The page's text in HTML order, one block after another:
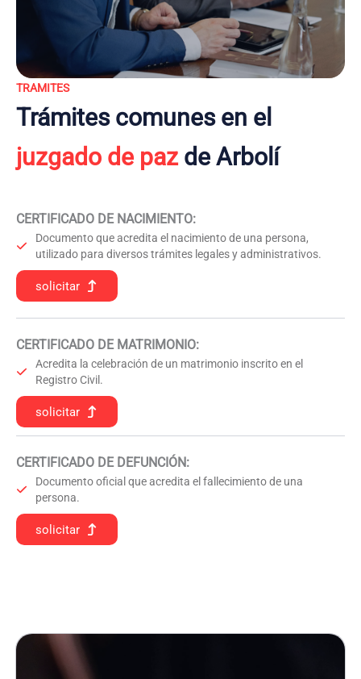
TRAMITES
Trámites comunes en el
juzgado de pazde Arbolí
CERTIFICADO DE NACIMIENTO:
Documento que acredita el nacimiento de una persona,
utilizado para diversos trámites legales y administrativos.
solicitar
CERTIFICADO DE MATRIMONIO:
Acredita la celebración de un matrimonio inscrito en el
Registro Civil.
solicitar
CERTIFICADO DE DEFUNCIÓN:
Documento oficial que acredita el fallecimiento de una
persona.
solicitar